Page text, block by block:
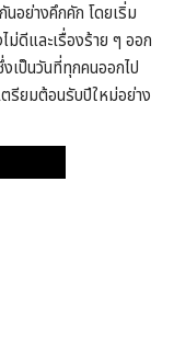
อย่างคึกคัก โดยเริ่ม
ม่ดีและเรื่องร้าย ๆ ออก
เป็นวันที่ทุกคนออกไป
รียมต้อนรับปีใหม่อย่าง